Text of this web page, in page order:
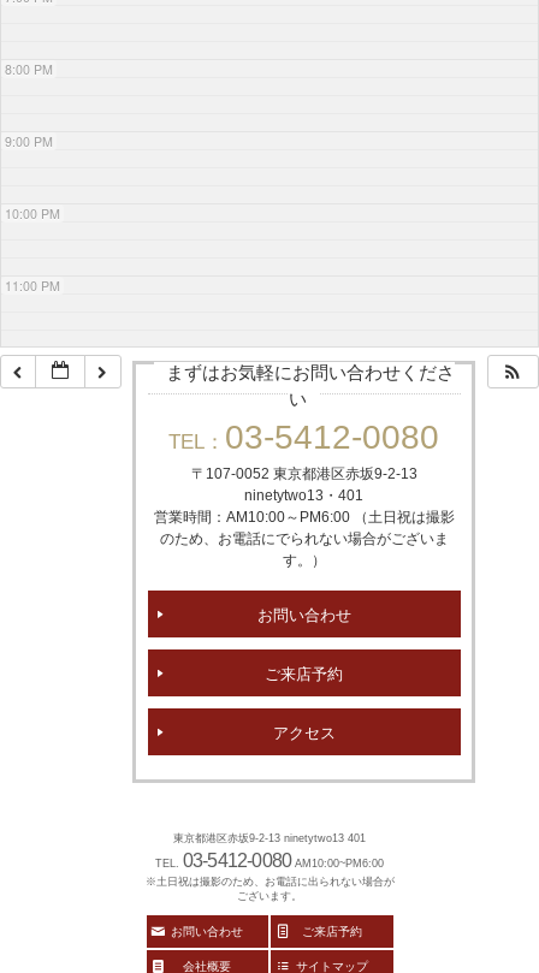
8:00 PM
9:00 PM
10:00 PM
11:00 PM
まずはお気軽にお問い合わせくださ
い
TEL： 03-5412-0080
〒107-0052 東京都港区赤坂9-2-13
ninetytwo13・401
営業時間：AM10:00～PM6:00 （土日祝は撮影
のため、お電話にでられない場合がございま
す。）
お問い合わせ
ご来店予約
アクセス
東京都港区赤坂9-2-13 ninetytwo13 401
TEL. 03-5412-0080 AM10:00~PM6:00
※土日祝は撮影のため、お電話に出られない場合が
ございます。
お問い合わせ ご来店予約
会社概要 サイトマップ